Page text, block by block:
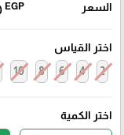
السعر EGP
اختر القياس
2
4
6
8
10
اختر الكمية